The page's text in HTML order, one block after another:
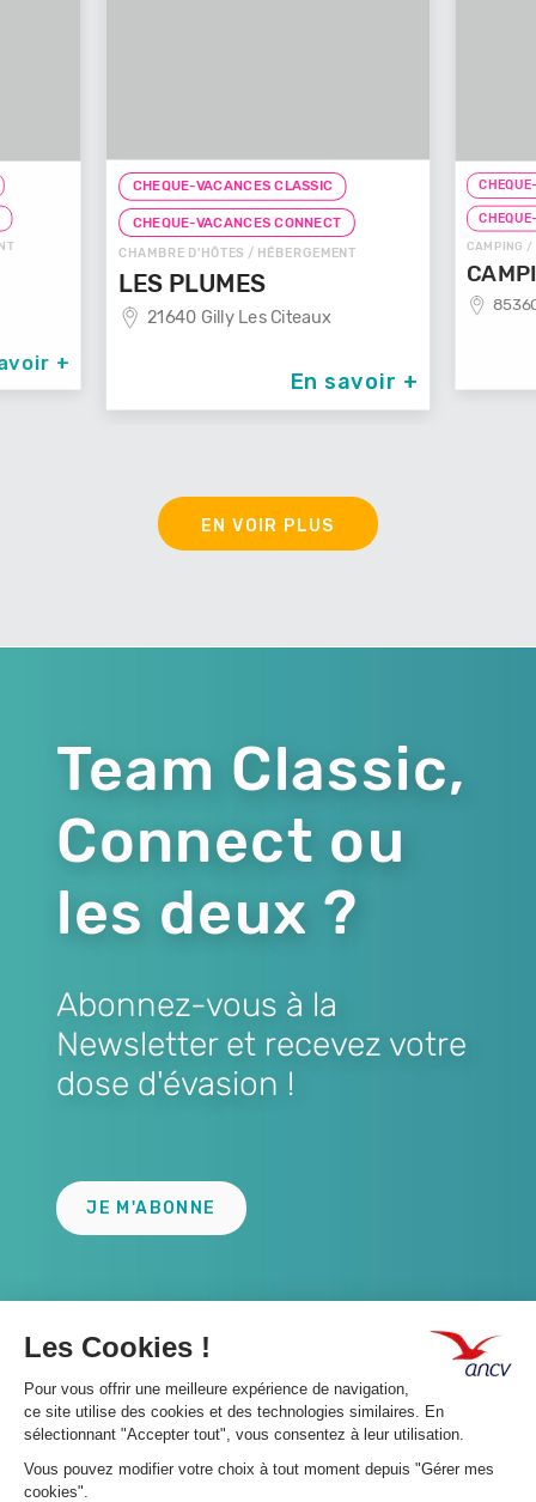
+
CHEQUE-VACANCES CLASSIC
CHEQUE-VACANCES CONNECT
CHAMBRE D'HÔTES / HÉBERGEMENT
LES PLUMES
21640 Gilly Les Citeaux
En savoir +
CAMPING /
EN VOIR PLUS
Team Classic,
Connect ou
les deux ?
Abonnez-vous à la
Newsletter et recevez votre
dose d'évasion !
JE M'ABONNE